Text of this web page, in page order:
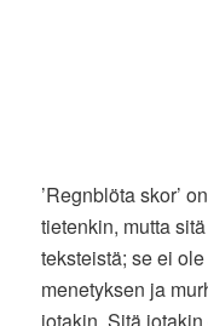
’Regnblöta skor’
tietenkin, mutta
teksteistä; se ei
menetyksen ja